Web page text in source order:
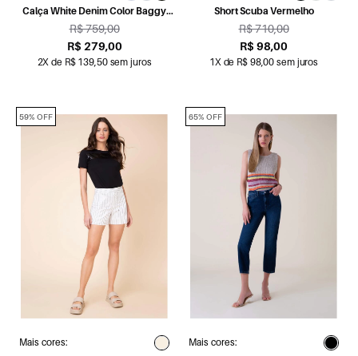
Calça White Denim Color Baggy
Royal
R$ 759,00
R$ 279,00
2X de R$ 139,50 sem juros
Short Scuba Vermelho
R$ 710,00
R$ 98,00
1X de R$ 98,00 sem juros
Mais cores:
59% OFF
Mais cores:
65% OFF